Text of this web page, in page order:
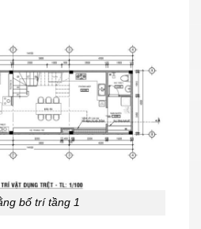
bố trí tầng 1